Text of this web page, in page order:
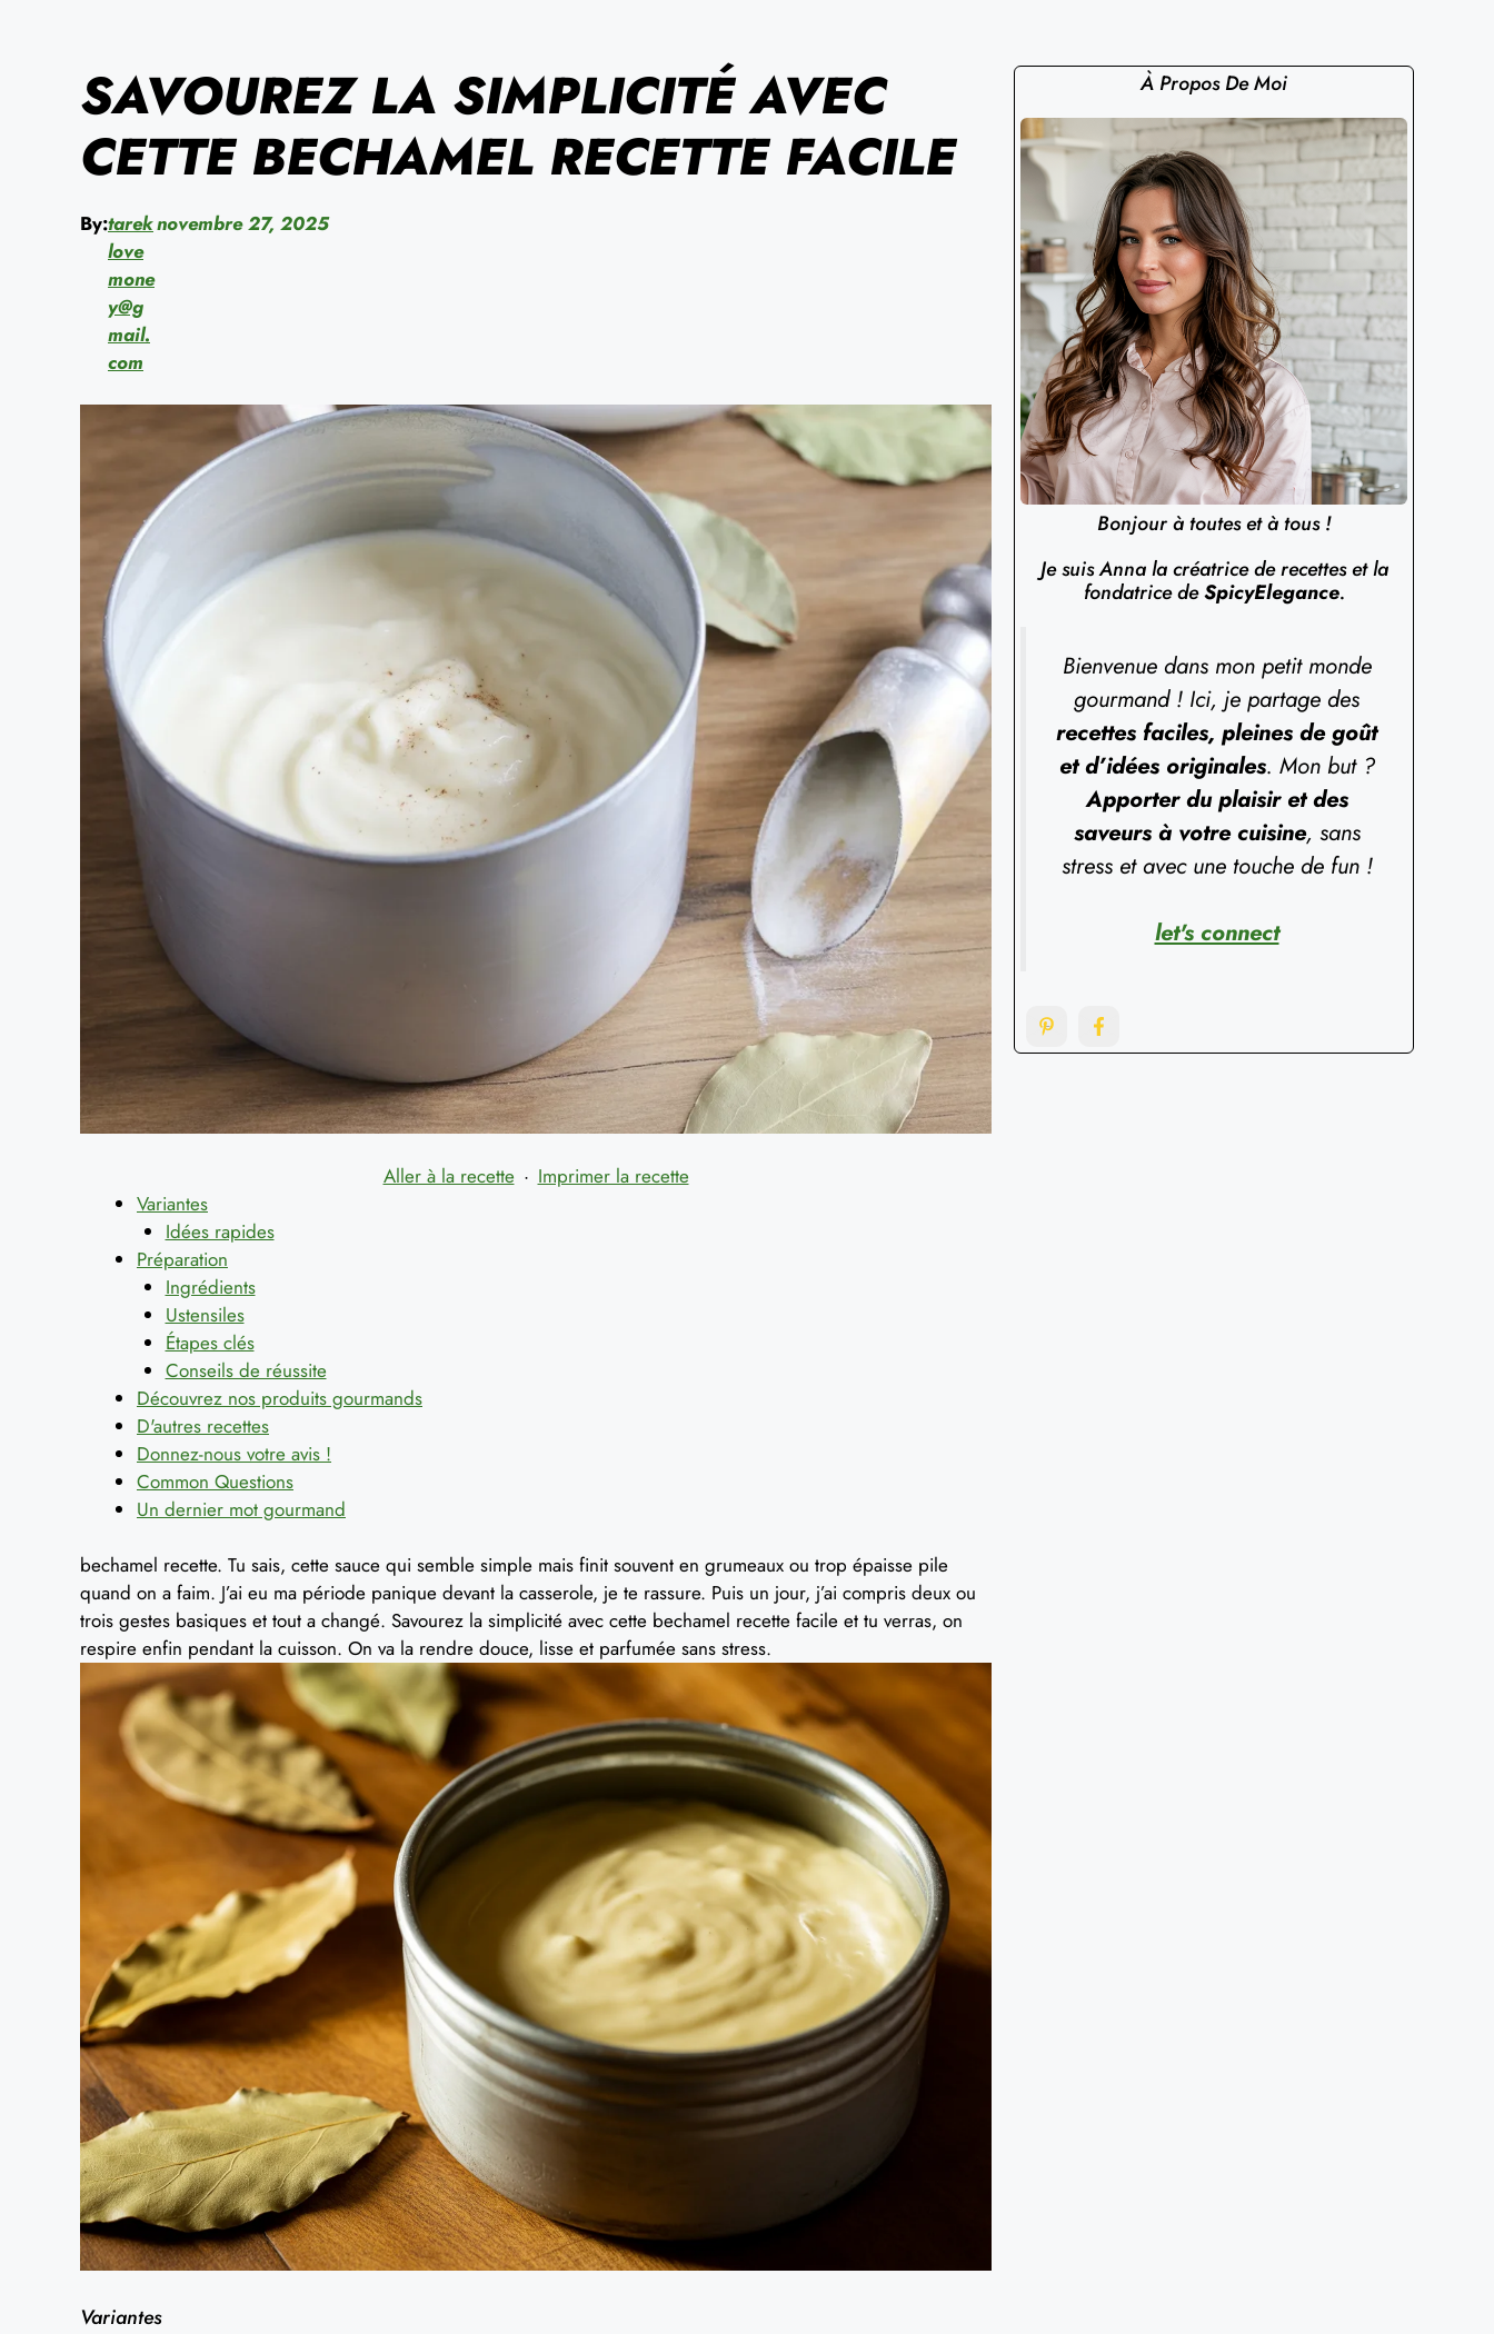
SAVOUREZ LA SIMPLICITÉ AVEC
CETTE BECHAMEL RECETTE FACILE
By:tarek
love
mone
y@g
mail.
com
novembre 27, 2025
Aller à la recette · Imprimer la recette
Variantes
Idées rapides
Préparation
Ingrédients
Ustensiles
Étapes clés
Conseils de réussite
Découvrez nos produits gourmands
D'autres recettes
Donnez-nous votre avis !
Common Questions
Un dernier mot gourmand
bechamel recette. Tu sais, cette sauce qui semble simple mais finit souvent en grumeaux ou trop épaisse pile
quand on a faim. J’ai eu ma période panique devant la casserole, je te rassure. Puis un jour, j’ai compris deux ou
trois gestes basiques et tout a changé. Savourez la simplicité avec cette bechamel recette facile et tu verras, on
respire enfin pendant la cuisson. On va la rendre douce, lisse et parfumée sans stress.
Variantes
À Propos De Moi
Bonjour à toutes et à tous !
Je suis Anna la créatrice de recettes et la
fondatrice deSpicyElegance.
Bienvenue dans mon petit monde
gourmand ! Ici, je partage des
recettes faciles, pleines de goût
et d’idées originales. Mon but ?
Apporter du plaisir et des
saveurs à votre cuisine, sans
stress et avec une touche de fun !
let's connect